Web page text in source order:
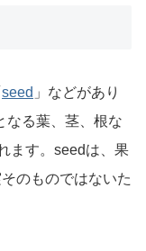
seed 」などがあり
なる葉、茎、根な
ます。seedは、果
のものではないた